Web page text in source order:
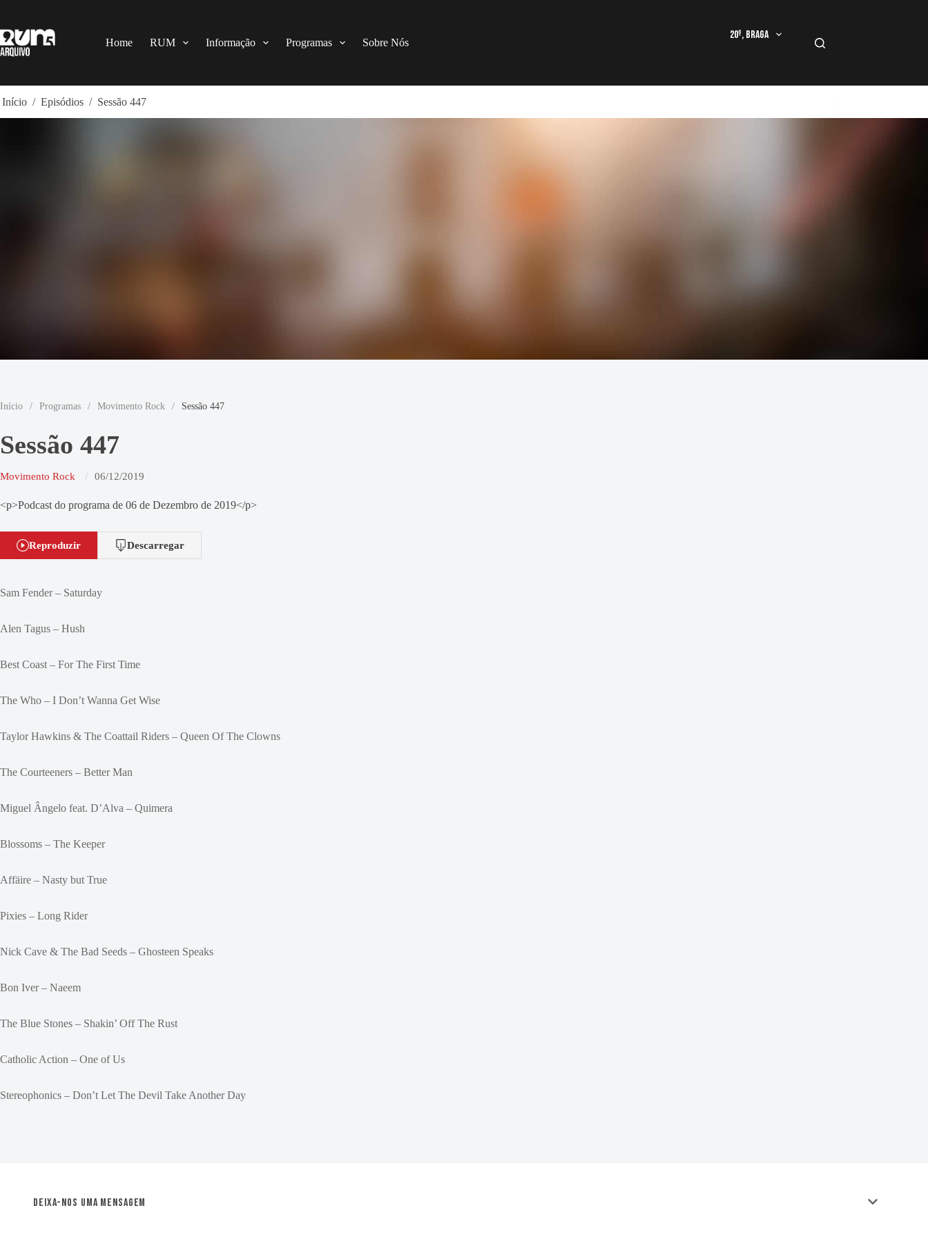
o
conteúdo
Home RUM Informação Programas Sobre Nós
20º, Braga
Início / Episódios / Sessão 447
Início / Programas / Movimento Rock / Sessão 447
Sessão 447
Movimento Rock 06/12/2019
<p>Podcast do programa de 06 de Dezembro de 2019</p>
Reproduzir Descarregar
Sam Fender – Saturday
Alen Tagus – Hush
Best Coast – For The First Time
The Who – I Don’t Wanna Get Wise
Taylor Hawkins & The Coattail Riders – Queen Of The Clowns
The Courteeners – Better Man
Miguel Ângelo feat. D’Alva – Quimera
Blossoms – The Keeper
Affäire – Nasty but True
Pixies – Long Rider
Nick Cave & The Bad Seeds – Ghosteen Speaks
Bon Iver – Naeem
The Blue Stones – Shakin’ Off The Rust
Catholic Action – One of Us
Stereophonics – Don’t Let The Devil Take Another Day
Deixa-nos uma mensagem